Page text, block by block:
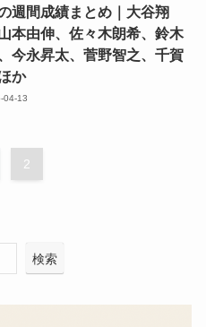
週間成績まとめ｜大谷翔
本由伸、佐々木朗希、鈴木
今永昇太、菅野智之、千賀
か
04-13
2
検索